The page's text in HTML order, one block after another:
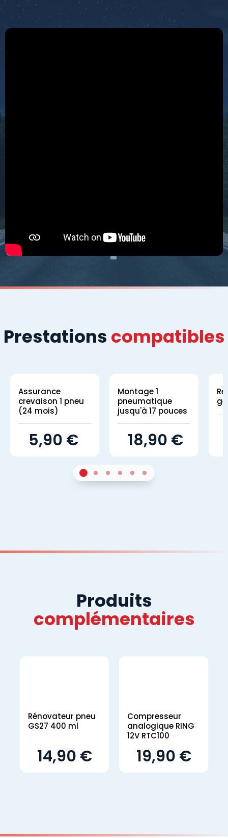
Prestations compatibles
Assurance
crevaison 1 pneu
(24 mois)
5,90 €
Montage 1
pneumatique
jusqu'à 17 pouces
18,90 €
Sur 42Sur 43Sur 44Sur 45Sur 46Sur 4
Produits
complémentaires
Rénovateur pneu
GS27 400 ml
14,90 €
Compresseur
analogique RING
12V RTC100
19,90 €